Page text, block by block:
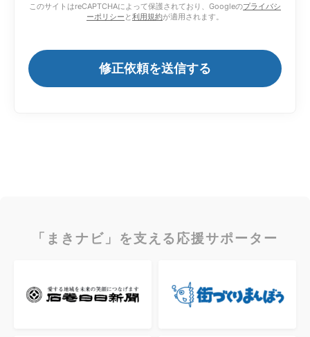
このサイトはreCAPTCHAによって保護されており、Googleのプライバシ
ーポリシー と利用規約が適用されます。
「まきナビ」を支える応援サポーター